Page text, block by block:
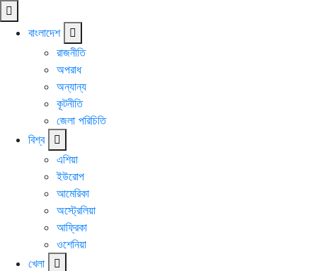
বাংলাদেশ
রাজনীতি
অপরাধ
অন্যান্য
কূটনীতি
জেলা পরিচিতি
বিশ্ব
এশিয়া
ইউরোপ
আমেরিকা
অস্ট্রেলিয়া
আফ্রিকা
ওশেনিয়া
খেলা